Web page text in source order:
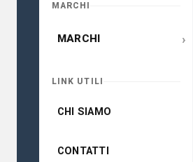
MARCHI
MARCHI ›
LINK UTILI
CHI SIAMO
CONTATTI